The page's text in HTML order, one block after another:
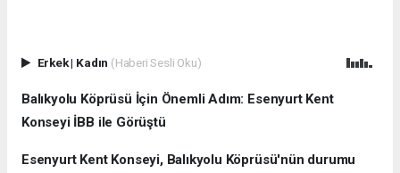
Erkek| Kadın (Haberi Sesli Oku)
Balıkyolu Köprüsü İçin Önemli Adım: Esenyurt Kent
Konseyi İBB ile Görüştü
Esenyurt Kent Konseyi, Balıkyolu Köprüsü'nün durumu